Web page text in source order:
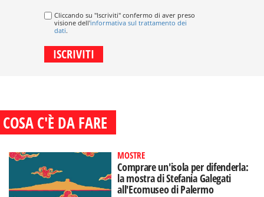
Cliccando su "Iscriviti" confermo di aver preso
visione dell'informativa sul trattamento dei
dati.
COSA C'È DA FARE
MOSTRE
Comprare un'isola per difenderla:
la mostra di Stefania Galegati
all'Ecomuseo di Palermo